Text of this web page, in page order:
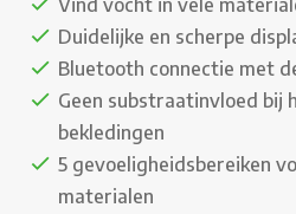
Duidelijke en scherpe
Bluetooth connectie met
Geen substraatinvloed bij
bekledingen
5 gevoeligheidsbereiken
materialen